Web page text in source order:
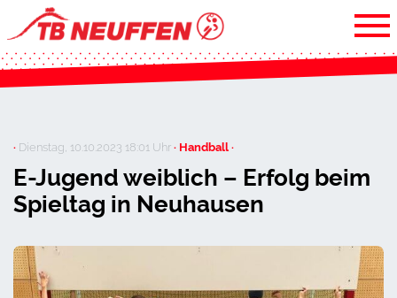
· Dienstag, 10.10.2023 18:01 Uhr· Handball ·
E-Jugend weiblich – Erfolg beim
Spieltag in Neuhausen